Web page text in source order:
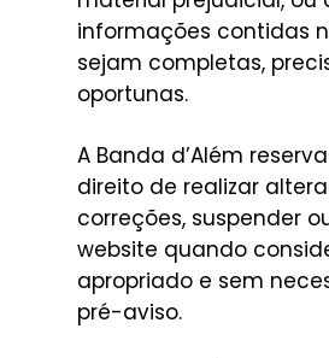
informações contidas
sejam completas,
oportunas.
A Banda d’Além
direito de realizar
correções, suspender
website quando
apropriado e sem
pré-aviso.